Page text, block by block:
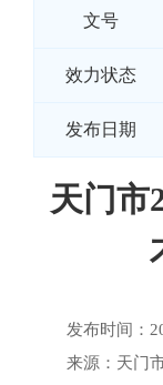
文号
效力状态
发布日期
天门市
发布时间：
来源：天门